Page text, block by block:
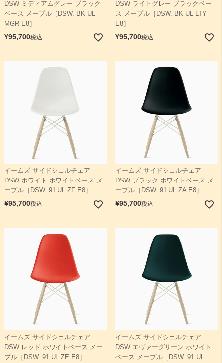
DSW ミディアムグレー ブラック
ベース メープル［DSW. BK UL
MGR E8］
¥95,700税込
DSW ライトグレー ブラックベー
ス メープル［DSW. BK UL LTY
E8］
¥95,700税込
イームズ サイドシェルチェア
DSW ホワイト ホワイトベース メ
ープル［DSW. 91 UL ZF E8］
¥95,700税込
イームズ サイドシェルチェア
DSW ブラック ホワイトベース メ
ープル［DSW. 91 UL ZA E8］
¥95,700税込
イームズ サイドシェルチェア
DSW レッド ホワイトベース メー
プル［DSW. 91 UL ZE E8］
イームズ サイドシェルチェア
DSW エヴァーグリーン ホワイト
ベース メープル［DSW. 91 UL